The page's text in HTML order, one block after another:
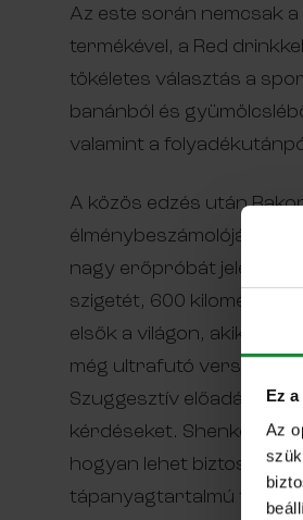
Ez
Az
Az este során nemcsak
termékével, a Red
tökéletes választás a
banánból és
valamint a
A közös edzés után
élménybeszámolójában
nagy erőpróbát jelentő
szigetét, 600 kilométeren
elsők a világon, akik
még ultrafutó
Szuggesztív előadása
kérdéseket. Shenker-
hogyan lehet biztosítani
tápanyagtartalmú